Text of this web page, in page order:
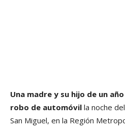
Una madre y su hijo de un
robo de automóvil la noche
San Miguel, en la Región